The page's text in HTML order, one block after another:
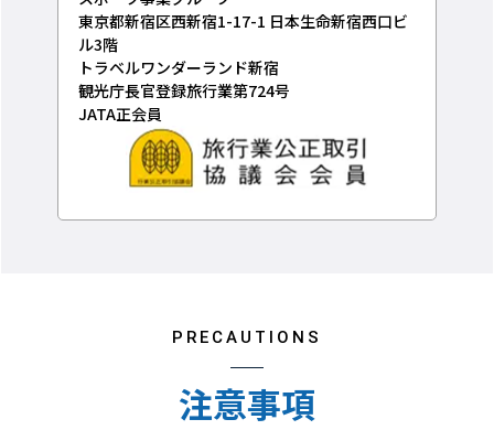
東京都新宿区西新宿1-17-1 日本生命新宿西口ビ
ル3階
トラベルワンダーランド新宿
観光庁長官登録旅行業第724号
JATA正会員
PRECAUTIONS
注意事項